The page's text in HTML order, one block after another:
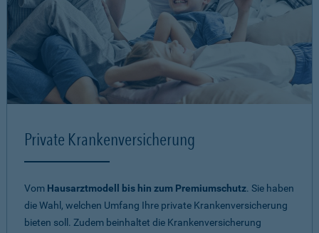
Private Krankenversicherung
Vom Hausarztmodell bis hin zum Premiumschutz. Sie haben
die Wahl, welchen Umfang Ihre private Krankenversicherung
bieten soll. Zudem beinhaltet die Krankenversicherung